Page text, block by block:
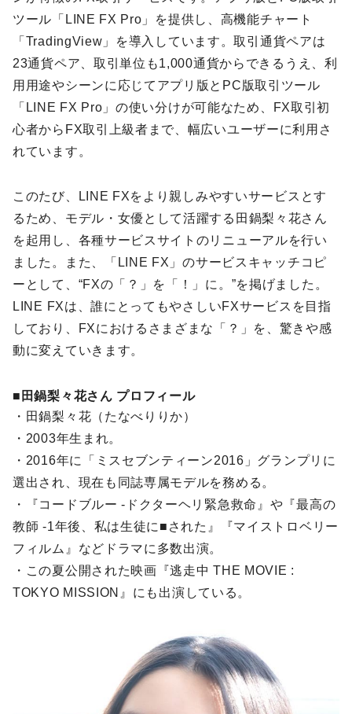
ツール「LINE FX Pro」を提供し、高機能チャート
「TradingView」を導入しています。取引通貨ペアは
23通貨ペア、取引単位も1,000通貨からできるうえ、利
用用途やシーンに応じてアプリ版とPC版取引ツール
「LINE FX Pro」の使い分けが可能なため、FX取引初
心者からFX取引上級者まで、幅広いユーザーに利用さ
れています。
このたび、LINE FXをより親しみやすいサービスとす
るため、モデル・女優として活躍する田鍋梨々花さん
を起用し、各種サービスサイトのリニューアルを行い
ました。また、「LINE FX」のサービスキャッチコピ
ーとして、“FXの「？」を「！」に。”を掲げました。
LINE FXは、誰にとってもやさしいFXサービスを目指
しており、FXにおけるさまざまな「？」を、驚きや感
動に変えていきます。
■田鍋梨々花さん プロフィール
・田鍋梨々花（たなべりりか）
・2003年生まれ。
・2016年に「ミスセブンティーン2016」グランプリに
選出され、現在も同誌専属モデルを務める。
・『コードブルー -ドクターヘリ緊急救命』や『最高の
教師 -1年後、私は生徒に■された』『マイストロベリー
フィルム』などドラマに多数出演。
・この夏公開された映画『逃走中 THE MOVIE :
TOKYO MISSION』にも出演している。